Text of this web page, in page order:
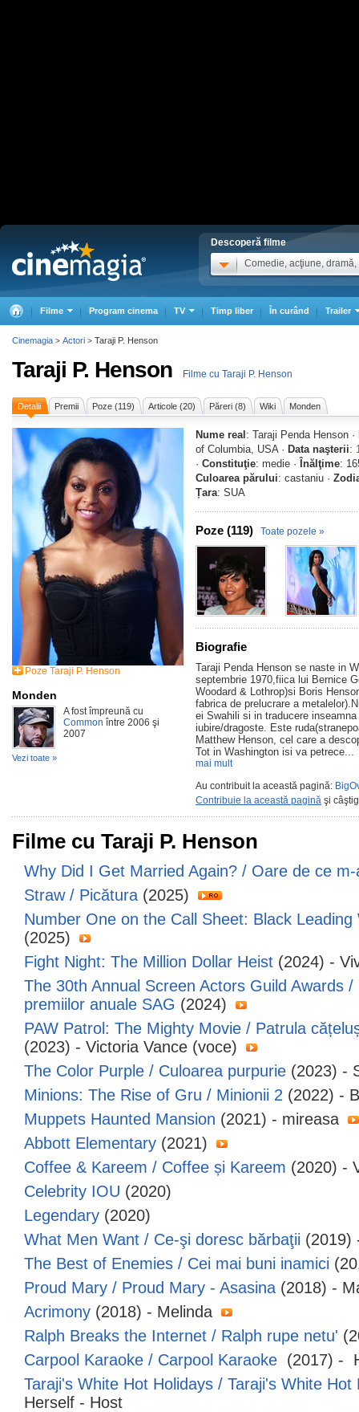
Descoperă filme
Comedie, acţiune, dramă,
Filme Program cinema TV Timp liber În curând Trailer
Taraji P. Henson Filme cu Taraji P. Henson
Detalii Premii Poze (119) Articole (20) Păreri (8) Wiki Monden
Poze Taraji P. Henson
Monden
A fost împreună cu
Common între 2006 şi
2007
Vezi toate »
Nume real : Taraji Penda Henson ·
of Columbia, USA · Data naşterii:
· Constituţie: medie · Înălţime:
Culoarea părului: castaniu ·
Țara: SUA
Poze (119) Toate pozele »
Biografie
Taraji Penda Henson se naste in
septembrie 1970,fiica lui Bernice
Woodard & Lothrop)si Boris
fabrica de prelucrare a
ei Swahili si in traducere
iubire/dragoste. Este
Matthew Henson, cel care a
Tot in Washington isi va petrece...
mai mult
Au contribuit la această pagină:
Contribuie la această pagină şi
Filme cu Taraji P. Henson
Why Did I Get Married Again? / Oare de ce
Straw / Picătura (2025)
Number One on the Call Sheet: Black Leading
(2025)
Fight Night: The Million Dollar Heist (2024) -
The 30th Annual Screen Actors Guild Awards
premiilor anuale SAG (2024)
PAW Patrol: The Mighty Movie / Patrula
(2023) - Victoria Vance (voce)
The Color Purple / Culoarea purpurie (2023) -
Minions: The Rise of Gru / Minionii 2 (2022) -
Muppets Haunted Mansion (2021) - mireasa
Abbott Elementary (2021)
Coffee & Kareem / Coffee și Kareem (2020) -
Celebrity IOU (2020)
Legendary (2020)
What Men Want / Ce-şi doresc bărbaţii (2019)
The Best of Enemies / Cei mai buni inamici
Proud Mary / Proud Mary - Asasina (2018) -
Acrimony (2018) - Melinda
Ralph Breaks the Internet / Ralph rupe netu'
Carpool Karaoke / Carpool Karaoke (2017) -
Taraji's White Hot Holidays / Taraji's White
Herself - Host
Cinemagia > Actori > Taraji P. Henson